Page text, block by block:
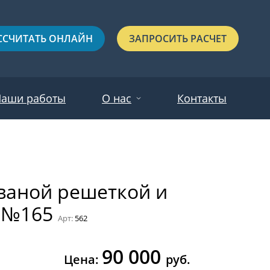
ОНЛАЙН ЗАПРОСИТЬ РАСЧЕТ
Зеленые
С выдавленным рисунком
работы О нас Контакты
решеткой и
№165 Арт: 562
Цена: 90 000 руб.